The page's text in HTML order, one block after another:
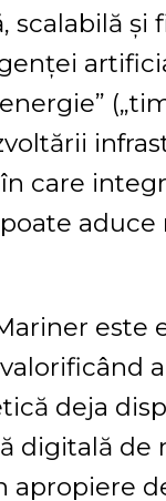
scalabilă și
care
este
deja
digitală de
apropiere